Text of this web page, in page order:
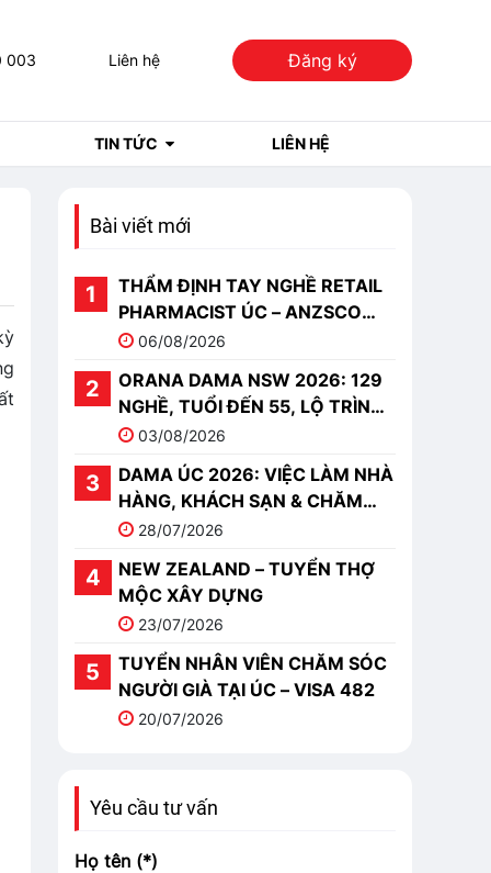
003 Liên hệ Đăng ký
TIN TỨC LIÊN HỆ
Bài viết mới
THẨM ĐỊNH TAY NGHỀ RETAIL
PHARMACIST ÚC – ANZSCO
251513
06/08/2026
ORANA DAMA NSW 2026: 129
NGHỀ, TUỔI ĐẾN 55, LỘ TRÌNH
PR03/08/2026
DAMA ÚC 2026: VIỆC LÀM NHÀ
HÀNG, KHÁCH SẠN & CHĂM
SÓC28/07/2026
NEW ZEALAND – TUYỂN THỢ
MỘC XÂY DỰNG
23/07/2026
TUYỂN NHÂN VIÊN CHĂM SÓC
NGƯỜI GIÀ TẠI ÚC – VISA 482
20/07/2026
Yêu cầu tư vấn
Họ tên (*)